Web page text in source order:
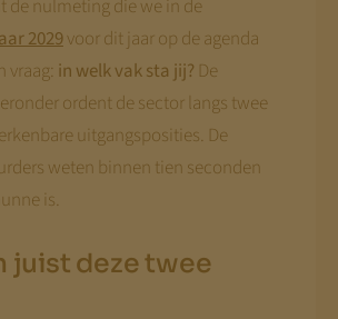
de nulmeting die we in de
2029voor dit jaar op de agenda
vraag: in welk vak sta jij? De
ordent de sector langs twee
uitgangsposities. De
weten binnen tien seconden
is.
juist deze twee